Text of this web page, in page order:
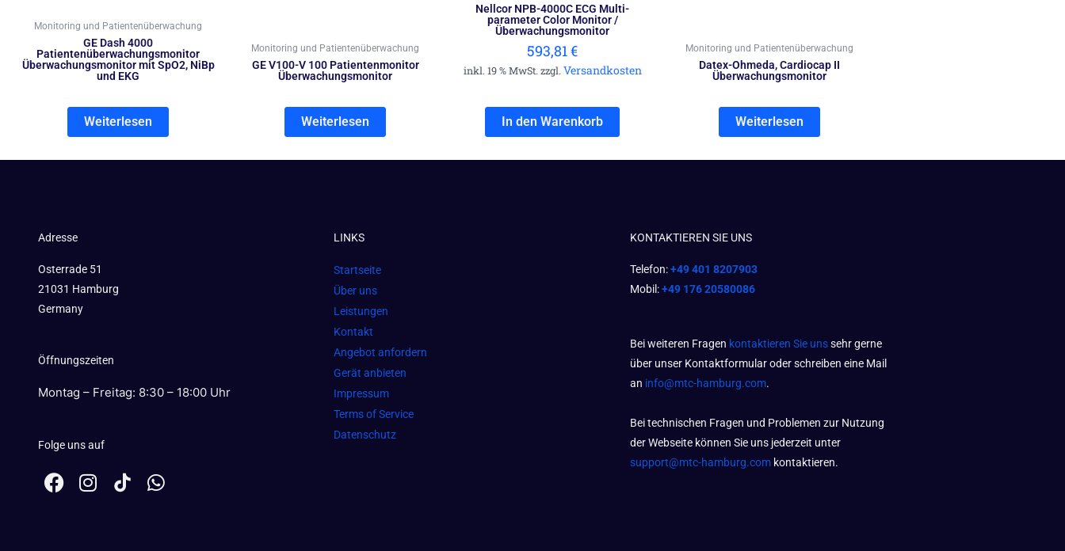
Monitoring und Patientenüberwachung
GE Dash 4000
Patientenüberwachungsmonitor
Überwachungsmonitor mit SpO2, NiBp
und EKG
Weiterlesen
Monitoring und Patientenüberwachung
GE V100-V 100 Patientenmonitor
Überwachungsmonitor
Weiterlesen
Nellcor NPB-4000C ECG Multi-
parameter Color Monitor /
Überwachungsmonitor
593,81€
inkl. 19 % MwSt. zzgl. Versandkosten
In den Warenkorb
Monitoring und Patientenüberwachung
Datex-Ohmeda, Cardiocap II
Überwachungsmonitor
Weiterlesen
Adresse
Osterrade 51
21031 Hamburg
Germany
Öffnungszeiten
Montag – Freitag: 8:30 – 18:00 Uhr
Folge uns auf
F
a
I
n
W
h
LINKS
Startseite
Über uns
Leistungen
Kontakt
Angebot anfordern
Gerät anbieten
Impressum
Terms of Service
Datenschutz
KONTAKTIEREN SIE UNS
Telefon:+49 401 8207903
Mobil:+49 176 20580086
Bei weiteren Fragen kontaktieren Sie unssehr gerne
über unser Kontaktformular oder schreiben eine Mail
an info@mtc-hamburg.com.
Bei technischen Fragen und Problemen zur Nutzung
der Webseite können Sie uns jederzeit unter
support@mtc-hamburg.comkontaktieren.